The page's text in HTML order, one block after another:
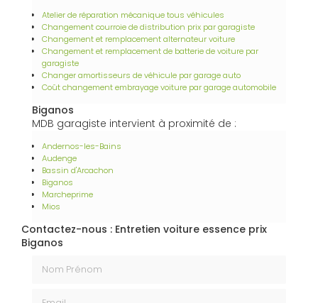
Atelier de réparation mécanique tous véhicules
Changement courroie de distribution prix par garagiste
Changement et remplacement alternateur voiture
Changement et remplacement de batterie de voiture par
garagiste
Changer amortisseurs de véhicule par garage auto
Coût changement embrayage voiture par garage automobile
Biganos
MDB garagiste intervient à proximité de :
Andernos-les-Bains
Audenge
Bassin d'Arcachon
Biganos
Marcheprime
Mios
Contactez-nous : Entretien voiture essence prix
Biganos